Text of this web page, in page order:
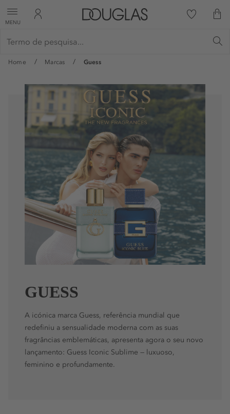
MENU
Home Marcas Guess
GUESS
A icónica marca Guess, referência mundial que
redefiniu a sensualidade moderna com as suas
fragrâncias emblemáticas, apresenta agora o seu novo
lançamento: Guess Iconic Sublime — luxuoso,
feminino e profundamente.